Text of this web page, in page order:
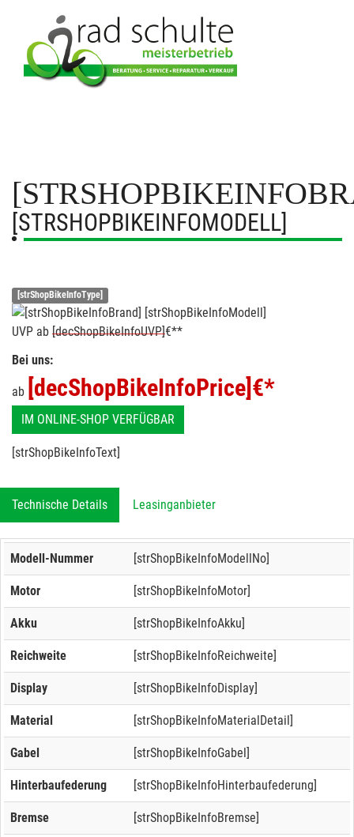
[STRSHOPBIKEINFOMODELL]
[strShopBikeInfoType]
UVP ab [decShopBikeInfoUVP]€**
Bei uns:
ab [decShopBikeInfoPrice] €*
IM ONLINE-SHOP VERFÜGBAR
[strShopBikeInfoText]
Technische Details Leasinganbieter
Modell-Nummer [strShopBikeInfoModellNo]
Motor [strShopBikeInfoMotor]
Akku [strShopBikeInfoAkku]
Reichweite [strShopBikeInfoReichweite]
Display [strShopBikeInfoDisplay]
Material [strShopBikeInfoMaterialDetail]
Gabel [strShopBikeInfoGabel]
Hinterbaufederung [strShopBikeInfoHinterbaufederung]
Bremse [strShopBikeInfoBremse]